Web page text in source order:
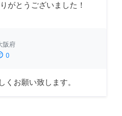
がとうございました！
阪府
0
くお願い致します。